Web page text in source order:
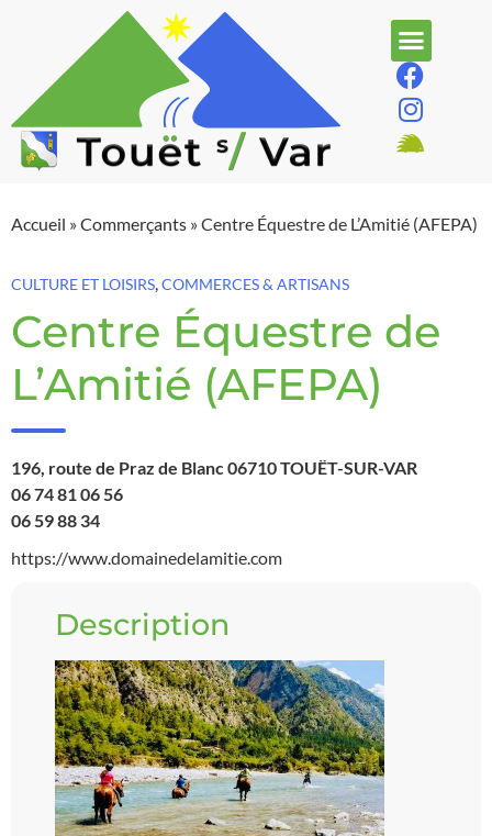
Accueil »Commerçants »Centre Équestre de L’Amitié (AFEPA)
CULTURE ET LOISIRS COMMERCES & ARTISANS
Centre Équestre de
L’Amitié (AFEPA)
196, route de Praz de Blanc 06710 TOUËT-SUR-VAR
06 74 81 06 56
06 59 88 34
https://www.domainedelamitie.com
Description